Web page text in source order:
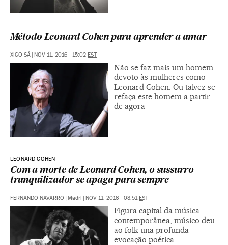
Método Leonard Cohen para aprender a amar
XICO SÁ | NOV 11, 2016 - 15:02 EST
Não se faz mais um homem
devoto às mulheres como
Leonard Cohen. Ou talvez se
refaça este homem a partir
de agora
LEONARD COHEN
Com a morte de Leonard Cohen, o sussurro
tranquilizador se apaga para sempre
FERNANDO NAVARRO | Madri | NOV 11, 2016 - 08:51EST
Figura capital da música
contemporânea, músico deu
ao folk una profunda
evocação poética